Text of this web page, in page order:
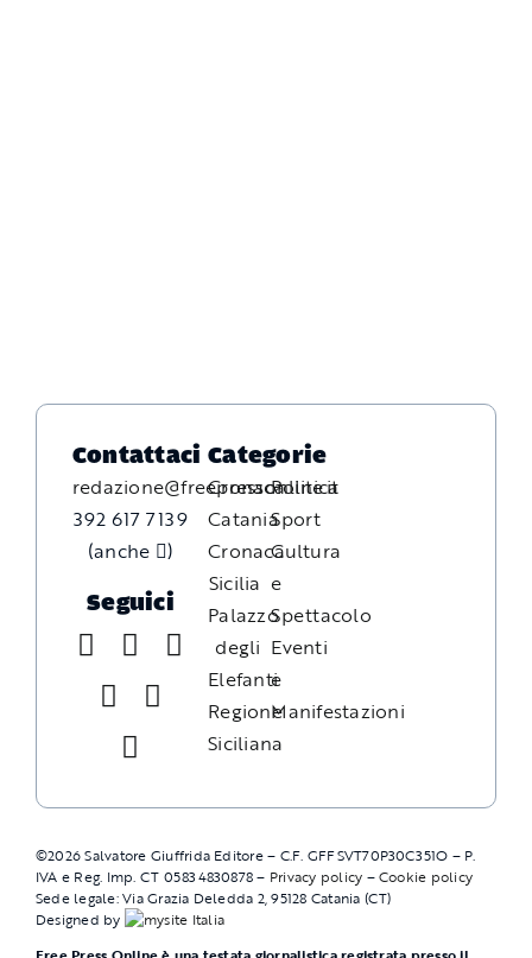
Contattaci
redazione@freepressonline.it
392 617 7139
(anche
)
Seguici
Categorie
Cronaca
Catania
Cronaca
Sicilia
Palazzo
degli
Elefanti
Regione
Siciliana
Politica
Sport
Cultura
e
Spettacolo
Eventi
e
Manifestazioni
©2026Salvatore Giuffrida Editore – C.F. GFFSVT70P30C351O – P.
IVA e Reg. Imp. CT 05834830878 – Privacy policy –Cookie policy
Sede legale: Via Grazia Deledda 2, 95128 Catania (CT)
Designed by